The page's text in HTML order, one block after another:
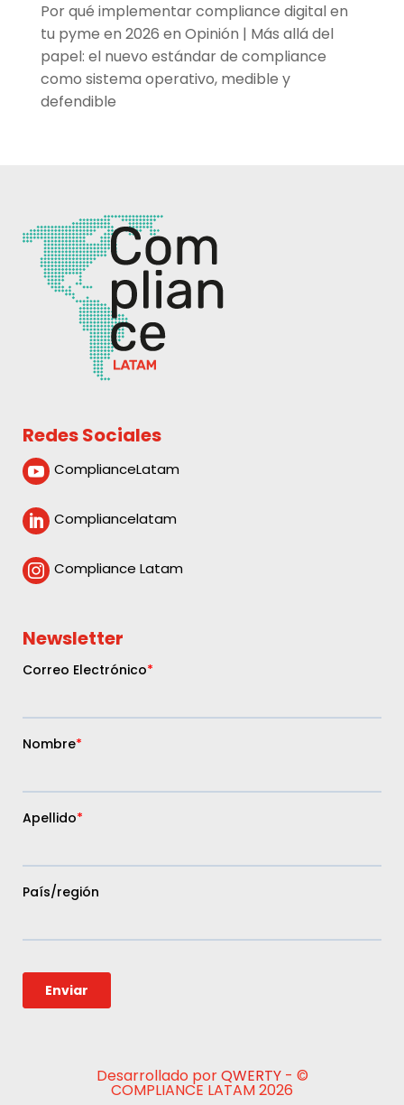
Por qué implementar compliance digital en
tu pyme en 2026 en Opinión | Más allá del
papel: el nuevo estándar de compliance
como sistema operativo, medible y
defendible
Redes Sociales
 ComplianceLatam
 Compliancelatam
 Compliance Latam
Newsletter
Desarrollado porQWERTY- ©
COMPLIANCE LATAM 2026